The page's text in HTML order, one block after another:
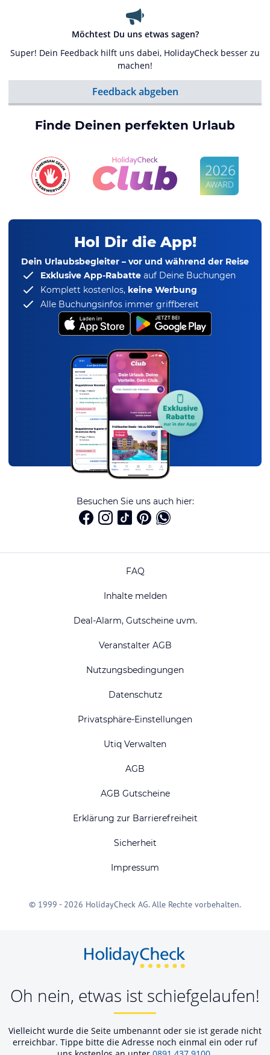
Möchtest Du uns etwas sagen?
Super! Dein Feedback hilft uns dabei, HolidayCheck besser zu
machen!
Feedback abgeben
Finde Deinen perfekten Urlaub
Hol Dir die App!
Dein Urlaubsbegleiter – vor und während der Reise
Exklusive App-Rabatte auf Deine Buchungen
Komplett kostenlos, keine Werbung
Alle Buchungsinfos immer griffbereit
Besuchen Sie uns auch hier:
FAQ
Inhalte melden
Deal-Alarm, Gutscheine uvm.
Veranstalter AGB
Nutzungsbedingungen
Datenschutz
Privatsphäre-Einstellungen
Utiq Verwalten
AGB
AGB Gutscheine
Erklärung zur Barrierefreiheit
Sicherheit
Impressum
© 1999 - 2026 HolidayCheck AG. Alle Rechte vorbehalten.
Oh nein, etwas ist schiefgelaufen!
Vielleicht wurde die Seite umbenannt oder sie ist gerade nicht
erreichbar. Tippe bitte die Adresse noch einmal ein oder ruf